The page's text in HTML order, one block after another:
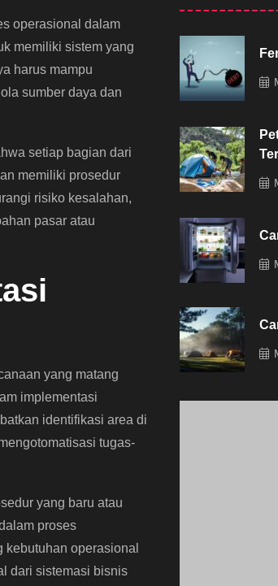
operasional dalam
memiliki sistem yang
harus mampu
sumber daya dan
setiap bagian dari
memiliki prosedur
risiko kesalahan,
pasar atau
yang matang
implementasi
identifikasi area di
tugas-
yang baru atau
proses
operasional
dari sistemasi bisnis